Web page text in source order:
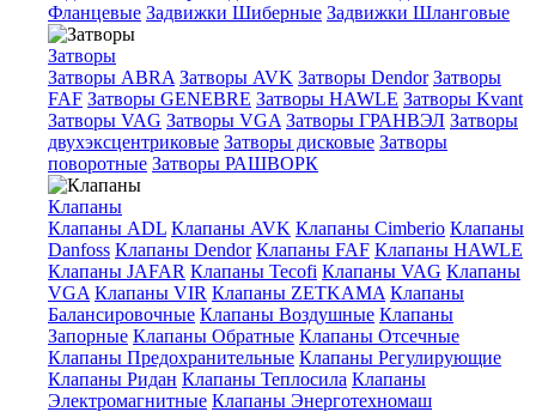
Фланцевые Задвижки Шиберные Задвижки Шланговые
Затворы
Затворы ABRA Затворы AVK Затворы Dendor Затворы
FAF Затворы GENEBRE Затворы HAWLE Затворы Kvant
Затворы VAG Затворы VGA Затворы ГРАНВЭЛ Затворы
двухэксцентриковые Затворы дисковые Затворы
поворотные Затворы РАШВОРК
Клапаны
Клапаны ADL Клапаны AVK Клапаны Cimberio Клапаны
Danfoss Клапаны Dendor Клапаны FAF Клапаны HAWLE
Клапаны JAFAR Клапаны Tecofi Клапаны VAG Клапаны
VGA Клапаны VIR Клапаны ZETKAMA Клапаны
Балансировочные Клапаны Воздушные Клапаны
Запорные Клапаны Обратные Клапаны Отсечные
Клапаны Предохранительные Клапаны Регулирующие
Клапаны Ридан Клапаны Теплосила Клапаны
Электромагнитные Клапаны Энерготехномаш